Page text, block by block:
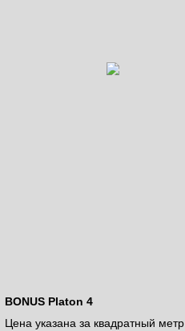
BONUS Platon 4
Цена указана за квадратный метр